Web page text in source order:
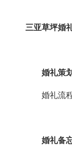
三亚草坪婚
婚礼策划
婚礼流程
婚礼备